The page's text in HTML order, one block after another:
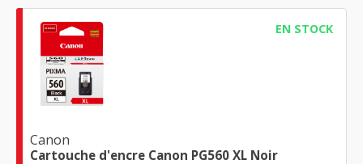
EN STOCK
Canon
Cartouche d'encre Canon PG560 XL Noir